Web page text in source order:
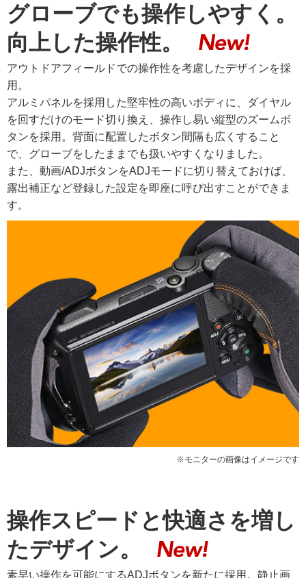
グローブでも操作しやすく。
向上した操作性。
アウトドアフィールドでの操作性を考慮したデザインを採
用。
アルミパネルを採用した堅牢性の高いボディに、ダイヤル
を回すだけのモード切り換え、操作し易い縦型のズームボ
タンを採用。背面に配置したボタン間隔も広くすること
で、グローブをしたままでも扱いやすくなりました。
また、動画/ADJボタンをADJモードに切り替えておけば、
露出補正など登録した設定を即座に呼び出すことができま
す。
※モニターの画像はイメージです
操作スピードと快適さを増し
たデザイン。
素早い操作を可能にするADJボタンを新たに採用。静止画